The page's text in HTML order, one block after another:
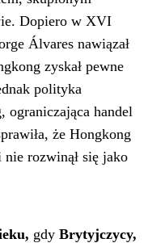
Dopiero w XVI
Álvares nawiązał
zyskał pewne
polityka
handel
że Hongkong
rozwinął się jako
gdy Brytyjczycy,